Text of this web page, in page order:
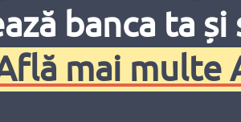
banca ta și
mai multe
BNM
cantina BNM